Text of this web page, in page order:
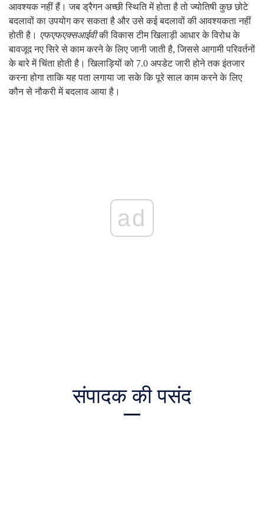
आवश्यक नहीं हैं। जब ड्रैगन अच्छी स्थिति में होता है तो ज्योतिषी कुछ छोटे
बदलावों का उपयोग कर सकता है और उसे कई बदलावों की आवश्यकता नहीं
होती है। एफएफएक्सआईवीकी विकास टीम खिलाड़ी आधार के विरोध के
बावजूद नए सिरे से काम करने के लिए जानी जाती है, जिससे आगामी परिवर्तनों
के बारे में चिंता होती है। खिलाड़ियों को 7.0 अपडेट जारी होने तक इंतजार
करना होगा ताकि यह पता लगाया जा सके कि पूरे साल काम करने के लिए
कौन से नौकरी में बदलाव आया है।
ad
संपादक की पसंद